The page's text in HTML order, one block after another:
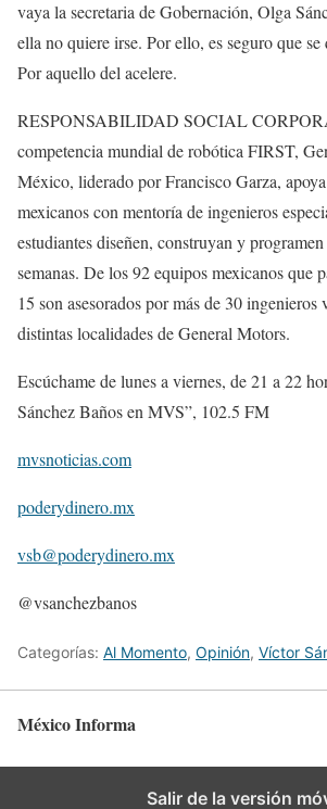
vaya la secretaria de Gobernación, Olga
ella no quiere irse. Por ello, es seguro que se
Por aquello del acelere.
RESPONSABILIDAD SOCIAL
competencia mundial de robótica FIRST,
México, liderado por Francisco Garza,
mexicanos con mentoría de ingenieros
estudiantes diseñen, construyan y
semanas. De los 92 equipos mexicanos que
15 son asesorados por más de 30 ingenieros
distintas localidades de General Motors.
Escúchame de lunes a viernes, de 21 a 22
Sánchez Baños en MVS”, 102.5 FM
mvsnoticias.com
poderydinero.mx
vsb@poderydinero.mx
@vsanchezbanos
Categorías: Al Momento, Opinión, Víctor
México Informa
Salir de la versión